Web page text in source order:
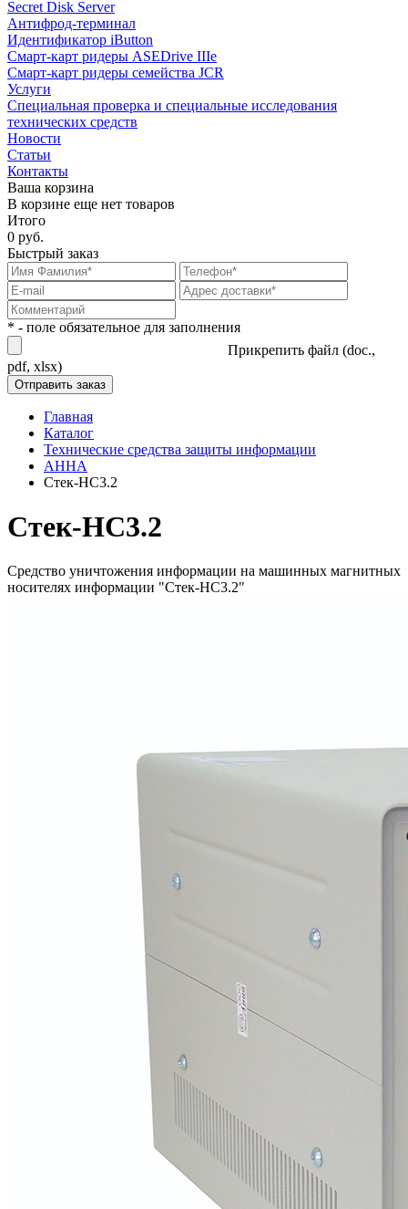
Secret Disk Server
Антифрод-терминал
Идентификатор iButton
Смарт-карт ридеры ASEDrive IIIe
Смарт-карт ридеры семейства JCR
Услуги
Специальная проверка и специальные исследования
технических средств
Новости
Статьи
Контакты
Ваша корзина
В корзине еще нет товаров
Итого
0 руб.
Быстрый заказ
* - поле обязательное для заполнения
Прикрепить файл (doc.,
pdf, xlsx)
Главная
Каталог
Технические средства защиты информации
АННА
Стек-НС3.2
Стек-НС3.2
Средство уничтожения информации на машинных магнитных
носителях информации "Стек-НС3.2"